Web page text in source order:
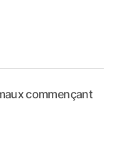
commençant